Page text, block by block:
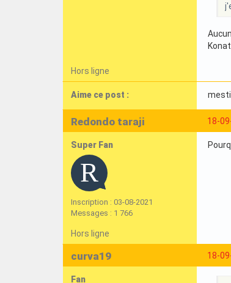
Hors ligne
Aime ce post :
18-
Redondo taraji
Super Fan
Inscription : 03-08-2021
Messages : 1 766
Hors ligne
18-
curva19
Fan